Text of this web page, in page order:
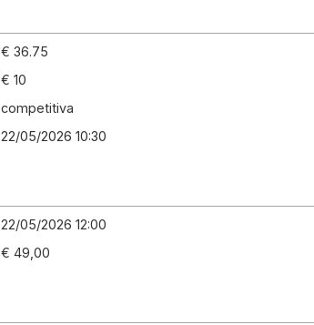
€ 36.75
€ 10
competitiva
22/05/2026 10:30
22/05/2026 12:00
€ 49,00